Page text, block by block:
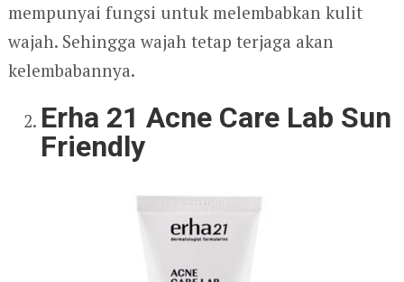
mempunyai fungsi untuk melembabkan kulit
wajah. Sehingga wajah tetap terjaga akan
kelembabannya.
Erha 21 Acne Care Lab Sun
Friendly